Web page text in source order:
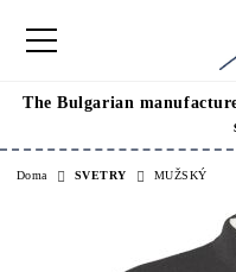
The Bulgarian
Doma SVETRY MUŽSKÝ